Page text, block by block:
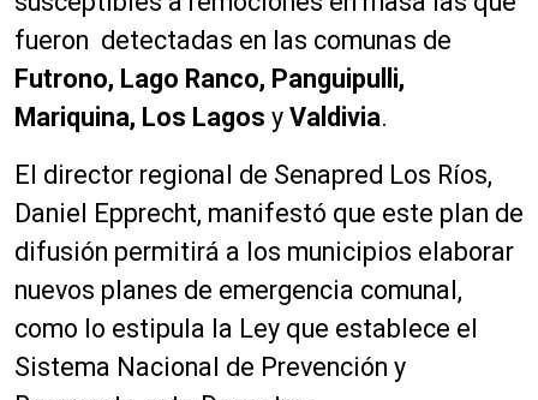
fueron detectadas en las comunas de
Futrono, Lago Ranco, Panguipulli,
Mariquina, Los Lagos y Valdivia.
El director regional de Senapred Los Ríos,
Daniel Epprecht, manifestó que este plan de
difusión permitirá a los municipios elaborar
nuevos planes de emergencia comunal,
como lo estipula la Ley que establece el
Sistema Nacional de Prevención y